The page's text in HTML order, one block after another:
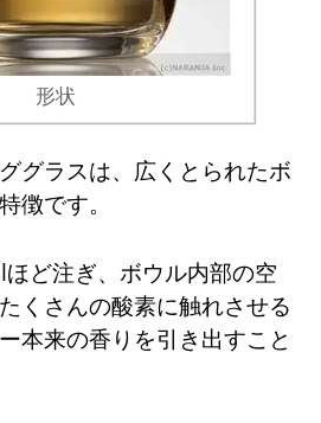
形状
グラスは、広くとられたボ
徴です。
ど注ぎ、ボウル内部の空
くさんの酸素に触れさせる
本来の香りを引き出すこと